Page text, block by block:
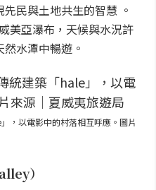
民與土地共生的智慧 。
美亞瀑布，天候與水況許
水潭中暢遊。
，以電影中的村落相互呼應。圖片
）